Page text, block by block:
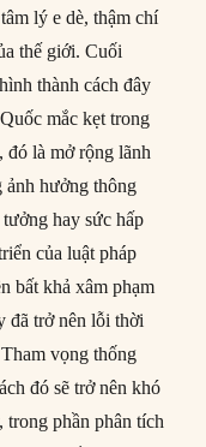
lý e dè, thậm chí
thế giới. Cuối
thành cách đây
mắc kẹt trong
đó là mở rộng lãnh
ảnh hưởng thông
hay sức hấp
của luật pháp
bất khả xâm phạm
đã trở nên lỗi thời
vọng thống
đó sẽ trở nên khó
trong phần phân tích